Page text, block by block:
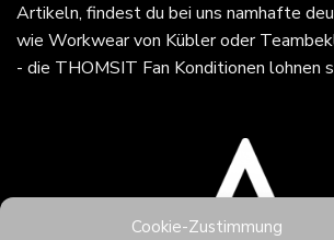
Cookie-Zustimmung
Artikeln, findest du bei uns namhafte
wie Workwear von Kübler oder
- die THOMSIT Fan Konditionen lohnen